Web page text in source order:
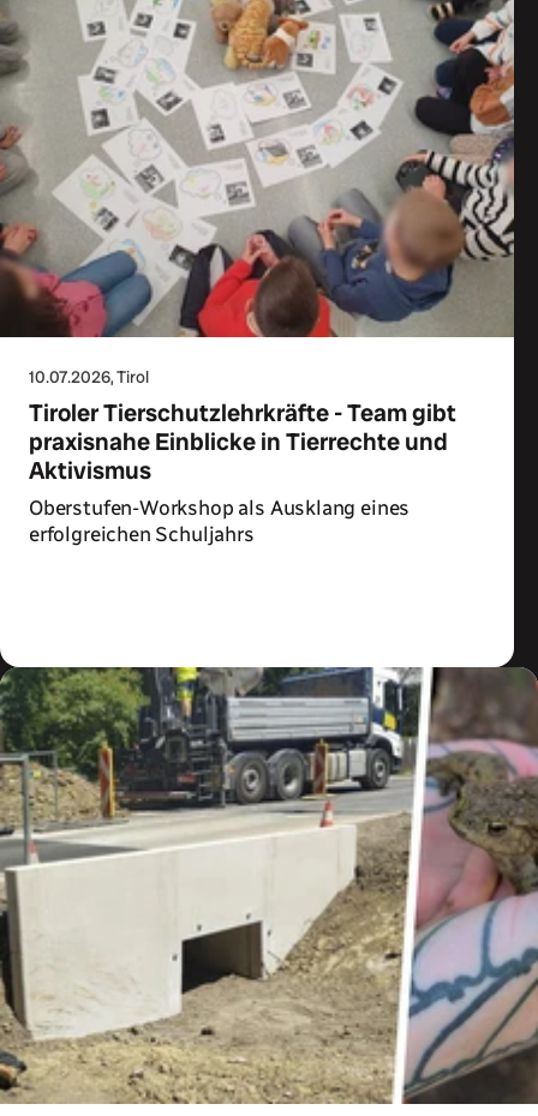
10.07.2026, Tirol
Tiroler Tierschutzlehrkräfte - Team gibt
praxisnahe Einblicke in Tierrechte und
Aktivismus
Oberstufen-Workshop als Ausklang eines
erfolgreichen Schuljahrs